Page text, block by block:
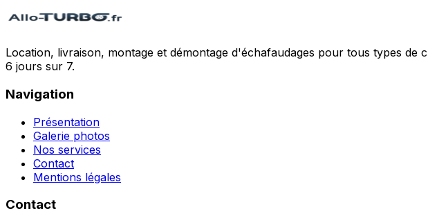
Location, livraison, montage et démontage d'échafaudages pour tous types
6 jours sur 7.
Navigation
Présentation
Galerie photos
Nos services
Contact
Mentions légales
Contact